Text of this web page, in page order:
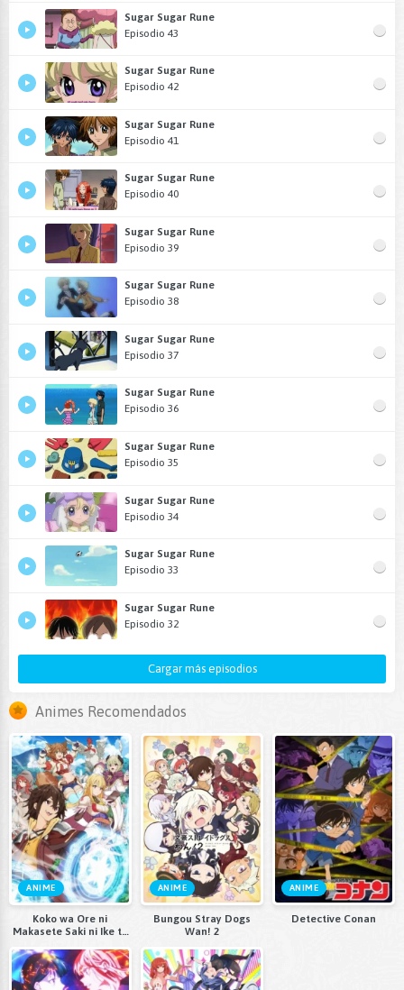
Sugar Sugar Rune
Episodio 43
Sugar Sugar Rune
Episodio 42
Sugar Sugar Rune
Episodio 41
Sugar Sugar Rune
Episodio 40
Sugar Sugar Rune
Episodio 39
Sugar Sugar Rune
Episodio 38
Sugar Sugar Rune
Episodio 37
Sugar Sugar Rune
Episodio 36
Sugar Sugar Rune
Episodio 35
Sugar Sugar Rune
Episodio 34
Sugar Sugar Rune
Episodio 33
Sugar Sugar Rune
Episodio 32
Cargar más episodios
Animes Recomendados
ANIME
Koko wa Ore ni
Makasete Saki ni Ike to
Tattara Densetsu ni
Natteita.
ANIME
Bungou Stray Dogs
Wan! 2
ANIME
Detective Conan